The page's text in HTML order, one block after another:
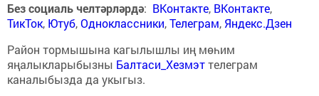
Без социаль челтәрләрдә: ВКонтакте, ВКонтакте,
ТикТок, Ютуб,Одноклассники,Телеграм, Яндекс.Дзен
Район тормышына кагылышлы иң мөһим
яңалыкларыбызны Балтаси_Хезмэттелеграм
каналыбызда да укыгыз.